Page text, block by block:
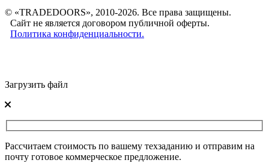
© «TRADEDOORS», 2010-2026. Все права защищены.
Сайт не является договором публичной оферты.
Политика конфиденциальности.
Загрузить файл
Рассчитаем стоимость по вашему техзаданию и отправим на
почту готовое коммерческое предложение.